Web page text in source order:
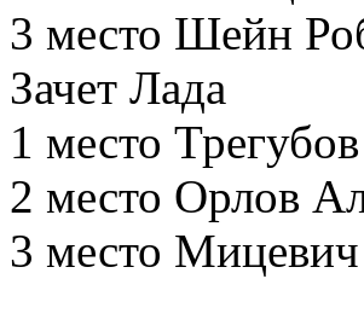
3 место Шейн
Зачет Лада
1 место
2 место Орлов
3 место